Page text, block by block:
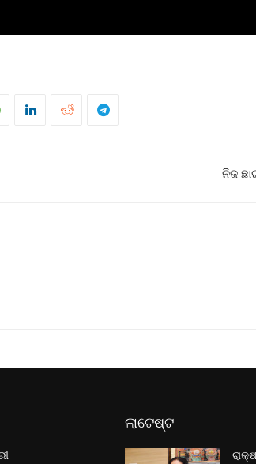
ନିଜ
ଲାଟେଷ୍ଟ